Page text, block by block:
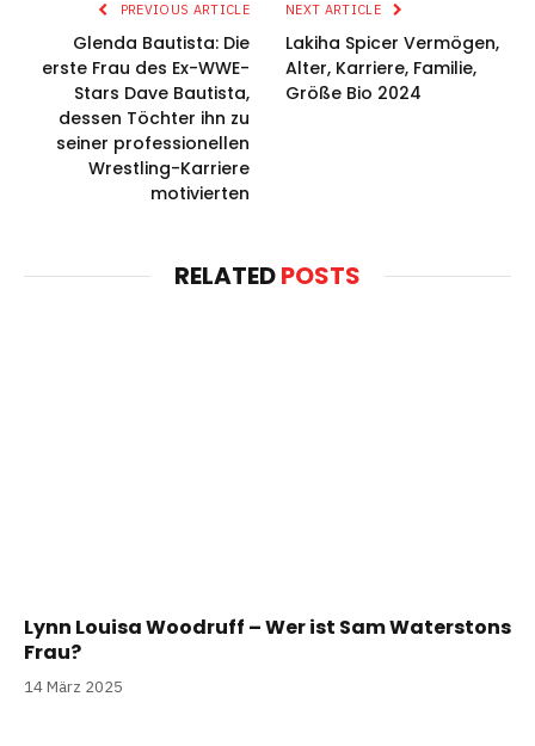
PREVIOUS ARTICLE
Glenda Bautista: Die
erste Frau des Ex-WWE-
Stars Dave Bautista,
dessen Töchter ihn zu
seiner professionellen
Wrestling-Karriere
motivierten
NEXT ARTICLE
Lakiha Spicer Vermögen,
Alter, Karriere, Familie,
Größe Bio 2024
RELATEDPOSTS
Lynn Louisa Woodruff – Wer ist Sam Waterstons
Frau?
14 März 2025